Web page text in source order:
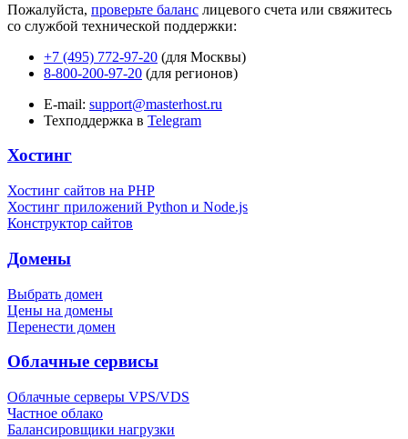
Пожалуйста, проверьте баланс лицевого счета или свяжитесь
со службой технической поддержки:
+7 (495) 772-97-20 (для Москвы)
8-800-200-97-20 (для регионов)
E-mail: support@masterhost.ru
Техподдержка в Telegram
Хостинг
Хостинг сайтов на PHP
Хостинг приложений Python и Node.js
Конструктор сайтов
Домены
Выбрать домен
Цены на домены
Перенести домен
Облачные сервисы
Облачные серверы VPS/VDS
Частное облако
Балансировщики нагрузки